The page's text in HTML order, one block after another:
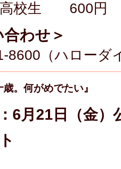
高校生 600円
合わせ＞
8600（ハローダ
。何がめでたい』
6月21日（金）